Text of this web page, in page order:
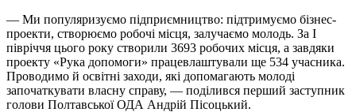
— Ми популяризуємо підприємництво: підтримуємо бізнес-
проекти, створюємо робочі місця, залучаємо молодь. За І
півріччя цього року створили 3693 робочих місця, а завдяки
проекту «Рука допомоги» працевлаштували ще 534 учасника.
Проводимо й освітні заходи, які допомагають молоді
започаткувати власну справу, — поділився перший заступник
голови Полтавської ОДА Андрій Пісоцький.